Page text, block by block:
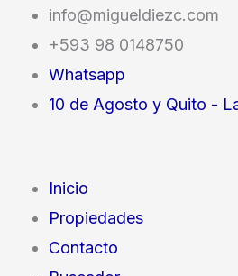
contenido
info@migueldiezc.com
+593 98 0148750
Whatsapp
10 de Agosto y Quito -
Inicio
Propiedades
Contacto